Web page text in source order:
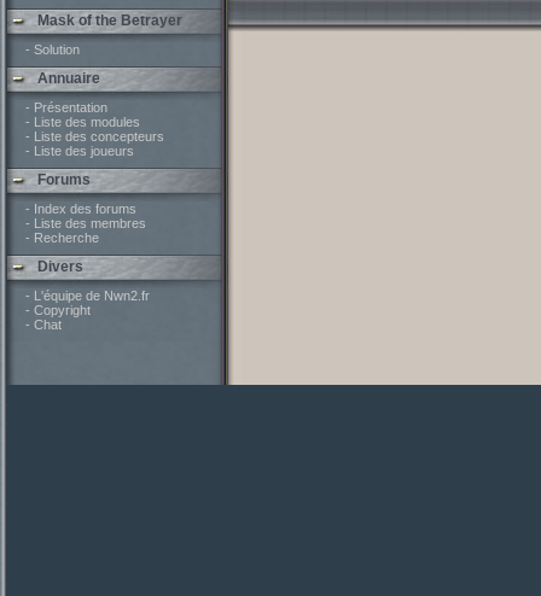
Mask of the Betrayer
- Solution
Annuaire
- Présentation
- Liste des modules
- Liste des concepteurs
- Liste des joueurs
Forums
- Index des forums
- Liste des membres
- Recherche
Divers
- L'équipe de Nwn2.fr
- Copyright
- Chat